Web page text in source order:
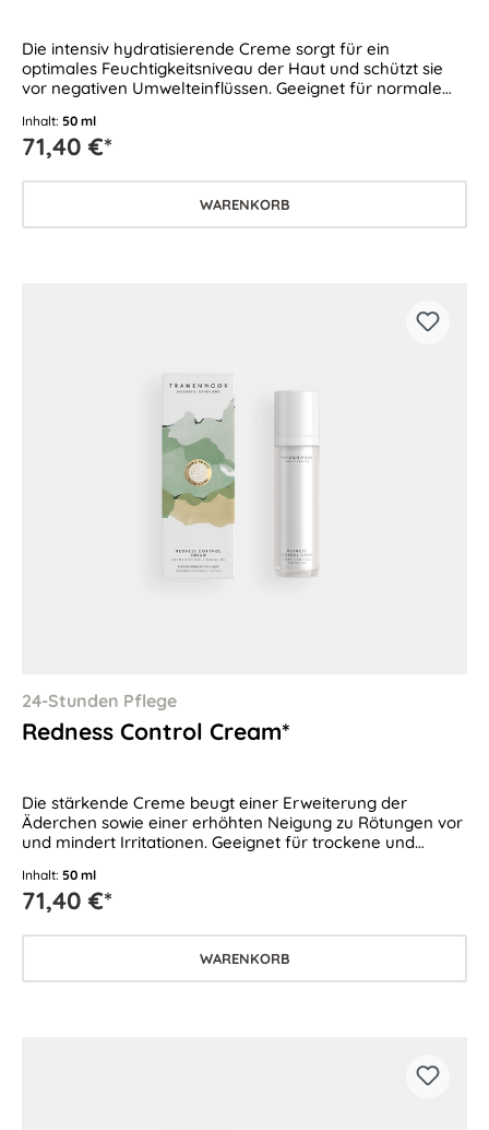
Die intensiv hydratisierende Creme sorgt für ein
optimales Feuchtigkeitsniveau der Haut und schützt sie
vor negativen Umwelteinflüssen. Geeignet für normale
Inhalt: 50 ml
71,40 €*
WARENKORB
24-Stunden Pflege
Redness Control Cream*
Die stärkende Creme beugt einer Erweiterung der
Äderchen sowie einer erhöhten Neigung zu Rötungen vor
und mindert Irritationen. Geeignet für trockene und
neigender Haut.
Inhalt: 50 ml
71,40 €*
WARENKORB